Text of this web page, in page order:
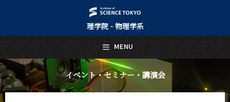
理学院 - 物理学系
イベント・セミナー・講演会
MENU
日本語 English
トップページ
Top Page
物理学系について
About Us